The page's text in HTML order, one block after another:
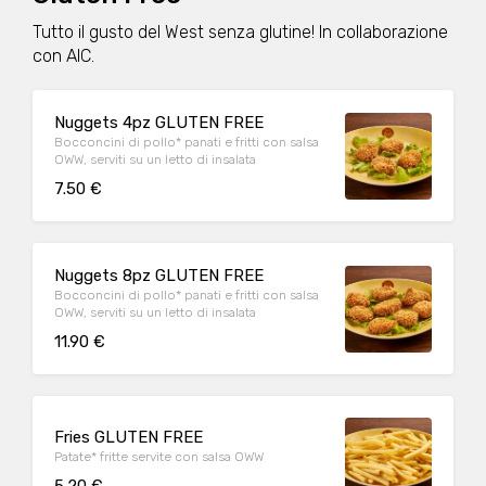
Tutto il gusto del West senza glutine! In collaborazione
con AIC.
Nuggets 4pz GLUTEN FREE
Bocconcini di pollo* panati e fritti con salsa
OWW, serviti su un letto di insalata
7.50 €
Nuggets 8pz GLUTEN FREE
Bocconcini di pollo* panati e fritti con salsa
OWW, serviti su un letto di insalata
11.90 €
Fries GLUTEN FREE
Patate* fritte servite con salsa OWW